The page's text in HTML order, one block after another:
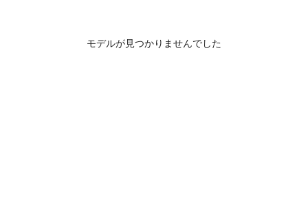
モデルが見つかりませんでした